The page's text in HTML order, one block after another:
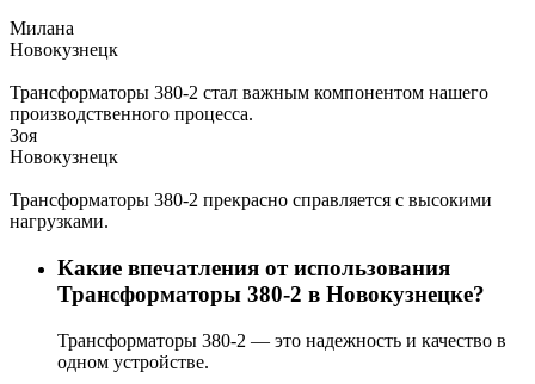
Милана
Новокузнецк
Трансформаторы 380-2 стал важным компонентом нашего
производственного процесса.
Зоя
Новокузнецк
Трансформаторы 380-2 прекрасно справляется с высокими
нагрузками.
Какие впечатления от использования
Трансформаторы 380-2 в Новокузнецке?
Трансформаторы 380-2 — это надежность и качество в
одном устройстве.